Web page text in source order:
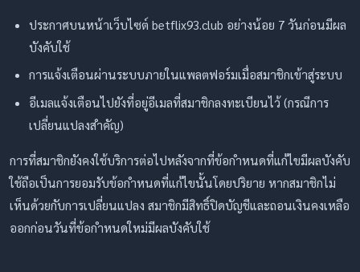
ประกาศบนหน้าเว็บไซต์ betflix93.club อย่างน้อย 7 วันก่อนมีผล
บังคับใช้
การแจ้งเตือนผ่านระบบภายในแพลตฟอร์มเมื่อสมาชิกเข้าสู่ระบบ
อีเมลแจ้งเตือนไปยังที่อยู่อีเมลที่สมาชิกลงทะเบียนไว้ (กรณีการ
เปลี่ยนแปลงสำคัญ)
การที่สมาชิกยังคงใช้บริการต่อไปหลังจากที่ข้อกำหนดที่แก้ไขมีผลบังคับ
ใช้ถือเป็นการยอมรับข้อกำหนดที่แก้ไขนั้นโดยปริยาย หากสมาชิกไม่
เห็นด้วยกับการเปลี่ยนแปลง สมาชิกมีสิทธิ์ปิดบัญชีและถอนเงินคงเหลือ
ออกก่อนวันที่ข้อกำหนดใหม่มีผลบังคับใช้